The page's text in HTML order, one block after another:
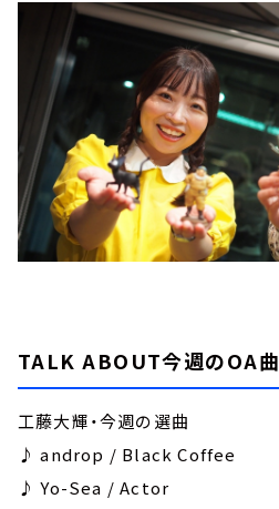
TALK ABOUT今週のOA曲
工藤大輝・今週の選曲
♪ androp / Black Coffee
♪ Yo-Sea / Actor